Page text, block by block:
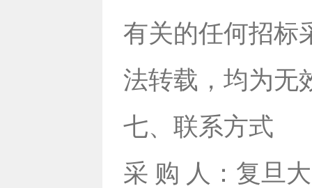
有关的任何招标
法转载，均为无
七、联系方式
采 购 人：复旦